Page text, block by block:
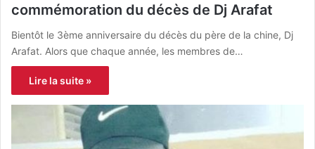
commémoration du décès de Dj Arafat
Bientôt le 3ème anniversaire du décès du père de la chine, Dj
Arafat. Alors que chaque année, les membres de…
Lire la suite »